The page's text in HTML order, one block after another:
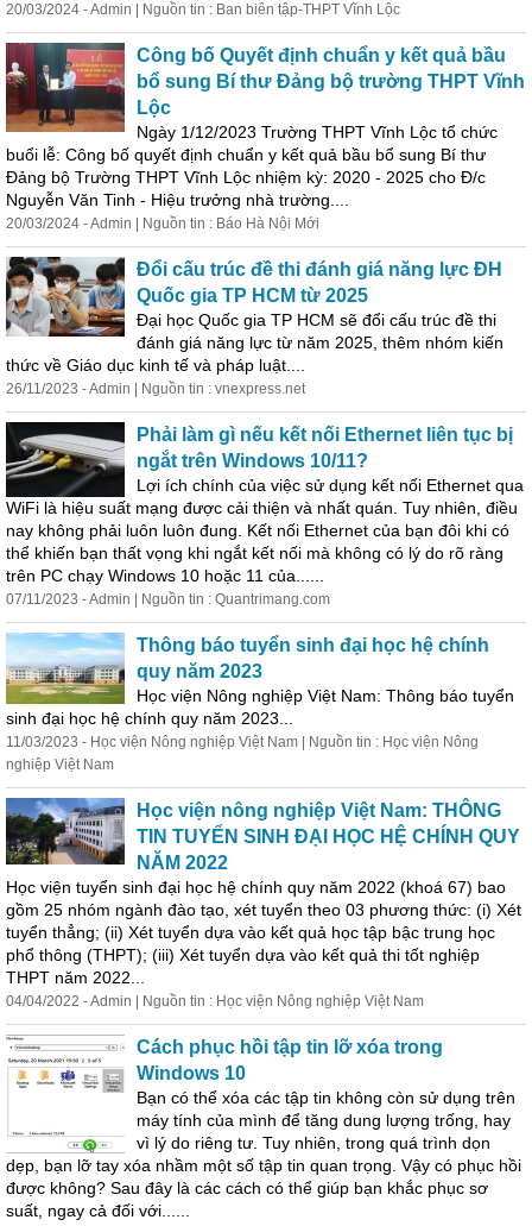
20/03/2024 - Admin | Nguồn tin : Ban biên tập-THPT Vĩnh Lộc
Công bố Quyết định chuẩn y kết quả bầu
bổ sung Bí thư Đảng bộ trường THPT Vĩnh
Lộc
Ngày 1/12/2023 Trường THPT Vĩnh Lộc tổ chức
buổi lễ: Công bố quyết định chuẩn y kết quả bầu bổ sung Bí thư
Đảng bộ Trường THPT Vĩnh Lộc nhiệm kỳ: 2020 - 2025 cho Đ/c
Nguyễn Văn Tinh - Hiệu trưởng nhà trường....
20/03/2024 - Admin | Nguồn tin : Báo Hà Nội Mới
Đổi cấu trúc đề thi đánh giá năng lực ĐH
Quốc gia TP HCM từ 2025
Đại học Quốc gia TP HCM sẽ đổi cấu trúc đề thi
đánh giá năng lực từ năm 2025, thêm nhóm kiến
thức về Giáo dục kinh tế và pháp luật....
26/11/2023 - Admin | Nguồn tin : vnexpress.net
Phải làm gì nếu kết nối Ethernet liên tục bị
ngắt trên Windows 10/11?
Lợi ích chính của việc sử dụng kết nối Ethernet qua
WiFi là hiệu suất mạng được cải thiện và nhất quán. Tuy nhiên, điều
nay không phải luôn luôn đung. Kết nối Ethernet của bạn đôi khi có
thể khiến bạn thất vọng khi ngắt kết nối mà không có lý do rõ ràng
trên PC chạy Windows 10 hoặc 11 của......
07/11/2023 - Admin | Nguồn tin : Quantrimang.com
Thông báo tuyển sinh đại học hệ chính
quy năm 2023
Học viện Nông nghiệp Việt Nam: Thông báo tuyển
sinh đại học hệ chính quy năm 2023...
11/03/2023 - Học viện Nông nghiệp Việt Nam | Nguồn tin : Học viện Nông
nghiệp Việt Nam
Học viện nông nghiệp Việt Nam: THÔNG
TIN TUYỂN SINH ĐẠI HỌC HỆ CHÍNH QUY
NĂM 2022
Học viện tuyển sinh đại học hệ chính quy năm 2022 (khoá 67) bao
gồm 25 nhóm ngành đào tạo, xét tuyển theo 03 phương thức: (i) Xét
tuyển thẳng; (ii) Xét tuyển dựa vào kết quả học tập bậc trung học
phổ thông (THPT); (iii) Xét tuyển dựa vào kết quả thi tốt nghiệp
THPT năm 2022...
04/04/2022 - Admin | Nguồn tin : Học viện Nông nghiệp Việt Nam
Cách phục hồi tập tin lỡ xóa trong
Windows 10
Bạn có thể xóa các tập tin không còn sử dụng trên
máy tính của mình để tăng dung lượng trống, hay
vì lý do riêng tư. Tuy nhiên, trong quá trình dọn
dẹp, bạn lỡ tay xóa nhầm một số tập tin quan trọng. Vậy có phục hồi
được không? Sau đây là các cách có thể giúp bạn khắc phục sơ
suất, ngay cả đối với......